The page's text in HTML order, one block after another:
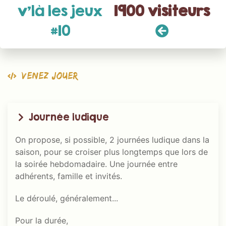
v’là les jeux
#10
1900 visiteurs
Venez jouer
Journée ludique
On propose, si possible, 2 journées ludique dans la
saison, pour se croiser plus longtemps que lors de
la soirée hebdomadaire. Une journée entre
adhérents, famille et invités.
Le déroulé, généralement...
Pour la durée,